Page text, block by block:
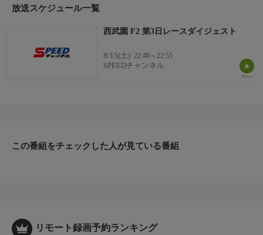
放送スケジュール一覧
西武園 F2 第3日レースダイジェスト
8/15(土) 22:40～22:55
SPEEDチャンネル
この番組をチェックした人が見ている番組
リモート録画予約ランキング